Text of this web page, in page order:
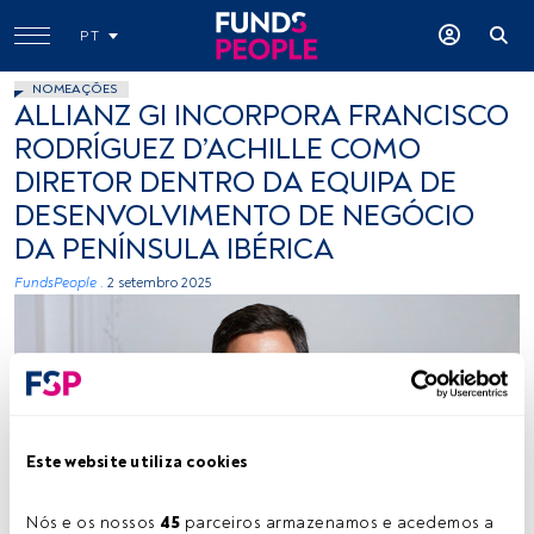
Este website utiliza cookies
Nós e os nossos 45 parceiros armazenamos e acedemos a
PT
NOMEAÇÕES
ALLIANZ GI INCORPORA FRANCISCO
RODRÍGUEZ D’ACHILLE COMO
DIRETOR DENTRO DA EQUIPA DE
DESENVOLVIMENTO DE NEGÓCIO
DA PENÍNSULA IBÉRICA
FundsPeople . 2 setembro 2025